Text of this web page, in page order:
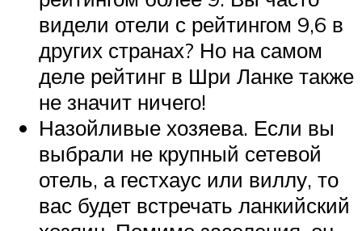
видели отели с рейтингом 9,6 в
других странах? Но на самом
деле рейтинг в Шри Ланке также
не значит ничего!
Назойливые хозяева. Если вы
выбрали не крупный сетевой
отель, а гестхаус или виллу, то
вас будет встречать ланкийский